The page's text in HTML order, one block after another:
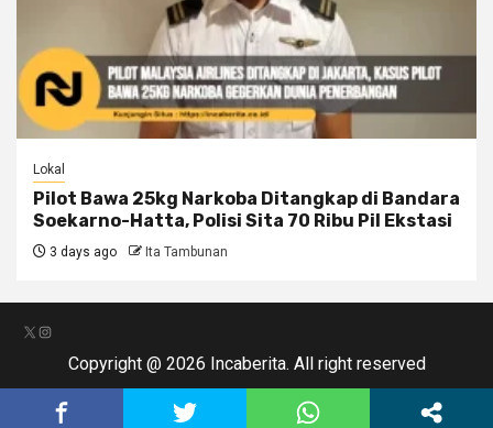
Lokal
Pilot Bawa 25kg Narkoba Ditangkap di Bandara
Soekarno-Hatta, Polisi Sita 70 Ribu Pil Ekstasi
3 days ago Ita Tambunan
X Instagram
Copyright @ 2026 Incaberita. All right reserved